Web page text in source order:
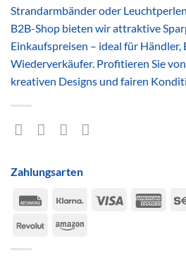
Strandarmbänder oder
B2B-Shop bieten wir attraktive
Einkaufspreisen – ideal für
Wiederverkäufer. Profitieren Sie
kreativen Designs und fairen
Zahlungsarten
Rechung
Klarna Visa
RevolutAmazon